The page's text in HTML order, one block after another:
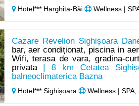
Hotel*** Harghita-Băi Wellness |
Cazare Revelion Sighișoara
bar, aer condiționat, piscina in
Wifi, terasa de vara, gradina-
privata| 8 km Cetatea
balneoclimaterica Bazna
Hotel*** Sighișoara Wellness | SPA,